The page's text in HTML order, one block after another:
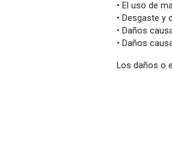
• El uso de
• Desgaste y
• Daños
• Daños
Los daños o